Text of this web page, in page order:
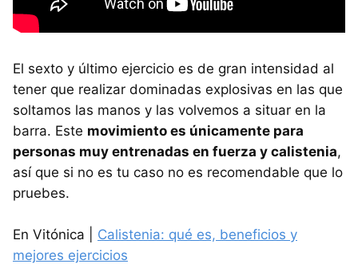
El sexto y último ejercicio es de gran intensidad al
tener que realizar dominadas explosivas en las que
soltamos las manos y las volvemos a situar en la
barra. Este movimiento es únicamente para
personas muy entrenadas en fuerza y calistenia,
así que si no es tu caso no es recomendable que lo
pruebes.
En Vitónica | Calistenia: qué es, beneficios y
mejores ejercicios